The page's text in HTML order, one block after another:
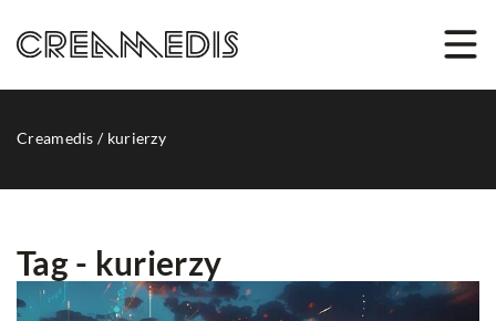
Creamedis / kurierzy
Tag - kurierzy